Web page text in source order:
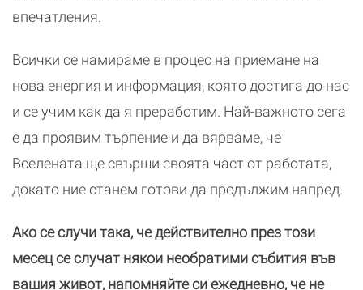
впечатления.
Всички се намираме в процес на приемане на
нова енергия и информация, която достига до нас
и се учим как да я преработим. Най-важното сега
е да проявим търпение и да вярваме, че
Вселената ще свърши своята част от работата,
докато ние станем готови да продължим напред.
Ако се случи така, че действително през този
месец се случат някои необратими събития във
вашия живот, напомняйте си ежедневно, че не